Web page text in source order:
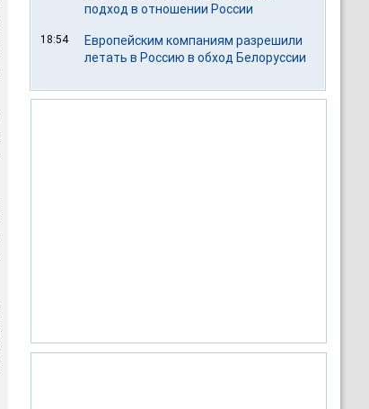
подход в отношении России
18:54
Европейским компаниям разрешили
летать в Россию в обход Белоруссии